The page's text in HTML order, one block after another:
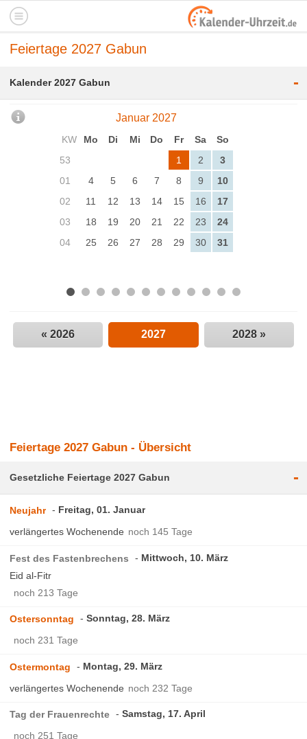
Feiertage 2027 Gabun
Kalender 2027 Gabun -
Januar 2027
KW Mo Di Mi Do Fr Sa
So
53
1 2
3
01
4 5 6 7 8 9
10
02
11 12 13 14 15 16
17
03
18 19 20 21 22 23
24
04
25 26 27 28 29 30 31
« 2026 2027 2028 »
Feiertage 2027 Gabun - Übersicht
Gesetzliche Feiertage 2027 Gabun -
Neujahr
Freitag, 01. Januar
verlängertes Wochenende noch 145 Tage
Fest des Fastenbrechens
Mittwoch, 10. März
Eid al-Fitr
noch 213 Tage
Ostersonntag
Sonntag, 28. März
noch 231 Tage
Ostermontag
Montag, 29. März
verlängertes Wochenende noch 232 Tage
Tag der Frauenrechte
Samstag, 17. April
noch 251 Tage